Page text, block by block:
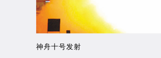
神舟十号发射